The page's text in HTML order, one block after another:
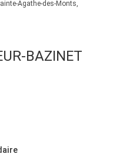
Agathe-des-Monts,
BAZINET